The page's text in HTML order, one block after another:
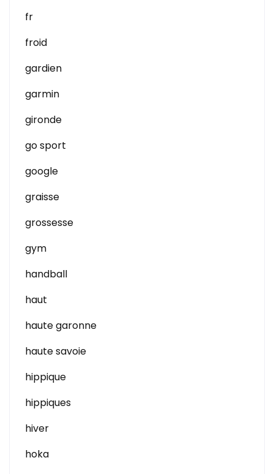
fr
froid
gardien
garmin
gironde
go sport
google
graisse
grossesse
gym
handball
haut
haute garonne
haute savoie
hippique
hippiques
hiver
hoka